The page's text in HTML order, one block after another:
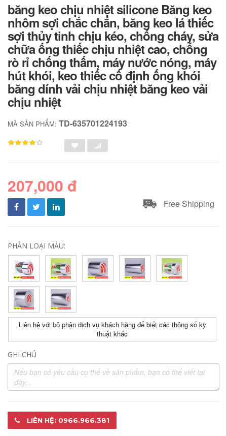
băng keo chịu nhiệt silicone Băng keo
nhôm sợi chắc chắn, băng keo lá thiếc
sợi thủy tinh chịu kéo, chống cháy, sửa
chữa ống thiếc chịu nhiệt cao, chống
rò rỉ chống thấm, máy nước nóng, máy
hút khói, keo thiếc cố định ống khói
băng dính vải chịu nhiệt băng keo vải
chịu nhiệt
MÃ SẢN PHẨM: TD-635701224193
207,000 đ
Free Shipping
PHÂN LOẠI MÀU:
Liên hệ với bộ phận dịch vụ khách hàng để biết các thông số kỹ
thuật khác
GHI CHÚ
LIÊN HỆ: 0966.966.381